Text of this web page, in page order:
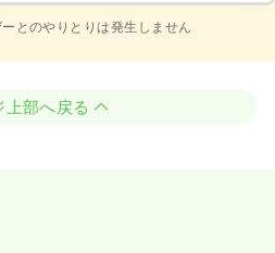
とのやりとりは発生しません
上部へ戻る